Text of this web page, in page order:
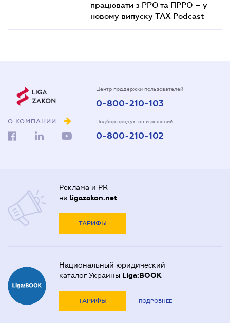
працювати з РРО та ПРРО – у
новому випуску TAX Podcast
О КОМПАНИИ
Центр поддержки пользователей
0-800-210-103
Подбор продуктов и решений
0-800-210-102
Реклама и PR
на ligazakon.net
ТАРИФЫ
Национальный юридический
каталог Украины Liga:BOOK
ТАРИФЫ ПОДРОБНЕЕ